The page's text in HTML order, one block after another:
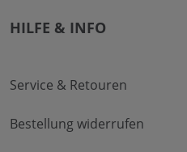
HILFE & INFO
Service & Retouren
Bestellung widerrufen